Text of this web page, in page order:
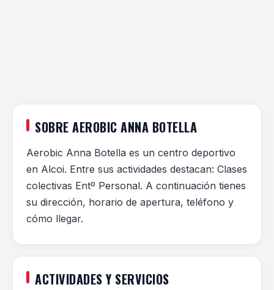
SOBRE AEROBIC ANNA BOTELLA
Aerobic Anna Botella es un centro deportivo
en Alcoi. Entre sus actividades destacan: Clases
colectivas Entº Personal. A continuación tienes
su dirección, horario de apertura, teléfono y
cómo llegar.
ACTIVIDADES Y SERVICIOS